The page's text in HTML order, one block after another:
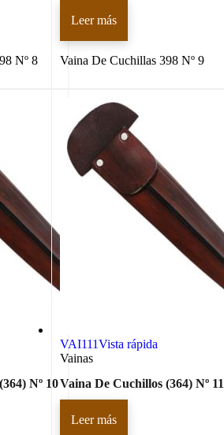
Nº 8
Leer más
Vaina De Cuchillas 398 Nº 9
Nº 10
VAI111Vista rápida
Vainas
Vaina De Cuchillos (364) Nº 11
Leer más